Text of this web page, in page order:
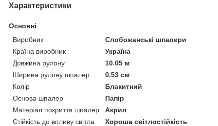
Характеристики
Основні
Виробник
Слобожанські шпалери
Країна виробник
Україна
Довжина рулону
10.05 м
Ширина рулону шпалер
0.53 см
Колір
Блакитний
Основа шпалер
Папір
Матеріал покриття шпалер
Акрил
Стійкість до впливу світла
Хороша світлостійкість